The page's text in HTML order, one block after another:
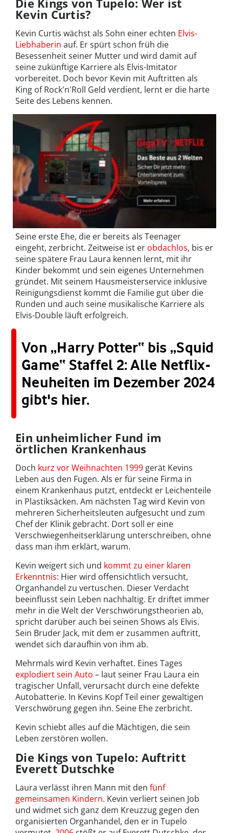
Die Kings von Tupelo: Wer ist
Kevin Curtis?
Kevin Curtis wächst als Sohn einer echten Elvis-
Liebhaberin auf. Er spürt schon früh die
Besessenheit seiner Mutter und wird damit auf
seine zukünftige Karriere als Elvis-Imitator
vorbereitet. Doch bevor Kevin mit Auftritten als
King of Rock'n'Roll Geld verdient, lernt er die harte
Seite des Lebens kennen.
Seine erste Ehe, die er bereits als Teenager
eingeht, zerbricht. Zeitweise ist er obdachlos, bis er
seine spätere Frau Laura kennen lernt, mit ihr
Kinder bekommt und sein eigenes Unternehmen
gründet. Mit seinem Hausmeisterservice inklusive
Reinigungsdienst kommt die Familie gut über die
Runden und auch seine musikalische Karriere als
Elvis-Double läuft erfolgreich.
Von „Harry Potter“ bis „Squid
Game“ Staffel 2: Alle Netflix-
Neuheiten im Dezember 2024
gibt's hier.
Ein unheimlicher Fund im
örtlichen Krankenhaus
Doch kurz vor Weihnachten 1999 gerät Kevins
Leben aus den Fugen. Als er für seine Firma in
einem Krankenhaus putzt, entdeckt er Leichenteile
in Plastiksäcken. Am nächsten Tag wird Kevin von
mehreren Sicherheitsleuten aufgesucht und zum
Chef der Klinik gebracht. Dort soll er eine
Verschwiegenheitserklärung unterschreiben, ohne
dass man ihm erklärt, warum.
Kevin weigert sich und kommt zu einer klaren
Erkenntnis: Hier wird offensichtlich versucht,
Organhandel zu vertuschen. Dieser Verdacht
beeinflusst sein Leben nachhaltig. Er driftet immer
mehr in die Welt der Verschwörungstheorien ab,
spricht darüber auch bei seinen Shows als Elvis.
Sein Bruder Jack, mit dem er zusammen auftritt,
wendet sich daraufhin von ihm ab.
Mehrmals wird Kevin verhaftet. Eines Tages
explodiert sein Auto – laut seiner Frau Laura ein
tragischer Unfall, verursacht durch eine defekte
Autobatterie. In Kevins Kopf Teil einer gewaltigen
Verschwörung gegen ihn. Seine Ehe zerbricht.
Kevin schiebt alles auf die Mächtigen, die sein
Leben zerstören wollen.
Die Kings von Tupelo: Auftritt
Everett Dutschke
Laura verlässt ihren Mann mit den fünf
gemeinsamen Kindern. Kevin verliert seinen Job
und widmet sich ganz dem Kreuzzug gegen den
organisierten Organhandel, den er in Tupelo